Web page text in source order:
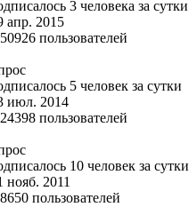
3 человека за сутки
апр. 2015
пользователей
5 человек за сутки
июл. 2014
пользователей
10 человек за сутки
2011
пользователей